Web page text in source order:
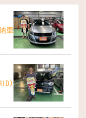
車